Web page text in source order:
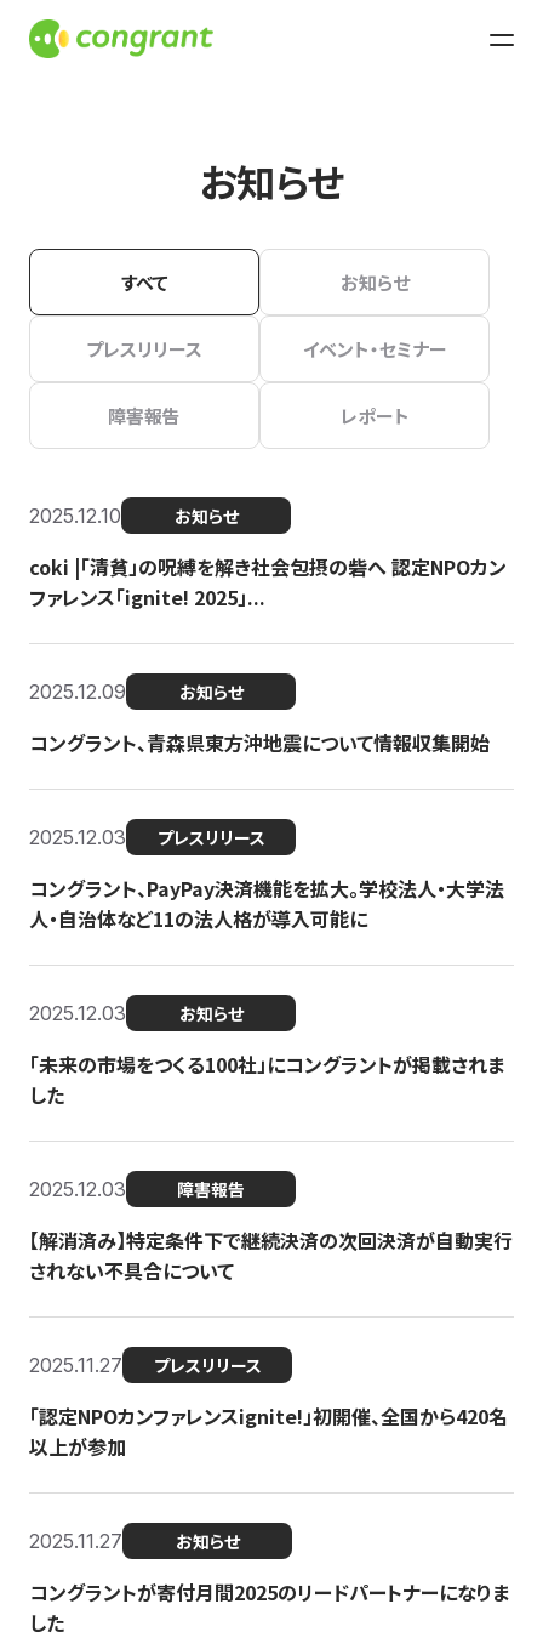
お知らせ
すべて お知らせ
プレスリリース イベント・セミナー
障害報告 レポート
2025.12.10 お知らせ
coki |「清貧」の呪縛を解き社会包摂の砦へ 認定NPOカン
ファレンス「ignite! 2025」...
2025.12.09 お知らせ
コングラント、青森県東方沖地震について情報収集開始
2025.12.03 プレスリリース
コングラント、PayPay決済機能を拡大。学校法人・大学法
人・自治体など11の法人格が導入可能に
2025.12.03 お知らせ
「未来の市場をつくる100社」にコングラントが掲載されま
した
2025.12.03 障害報告
【解消済み】特定条件下で継続決済の次回決済が自動実行
されない不具合について
2025.11.27 プレスリリース
「認定NPOカンファレンスignite!」初開催、全国から420名
以上が参加
2025.11.27 お知らせ
コングラントが寄付月間2025のリードパートナーになりま
した